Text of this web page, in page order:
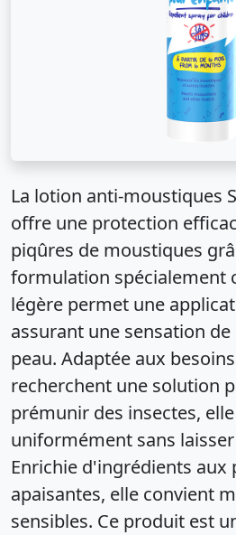
La lotion anti-moustiques
offre une protection
piqûres de moustiques
formulation spécialement
légère permet une
assurant une sensation
peau. Adaptée aux
recherchent une solution
prémunir des insectes,
uniformément sans
Enrichie d'ingrédients aux
apaisantes, elle convient
sensibles. Ce produit est